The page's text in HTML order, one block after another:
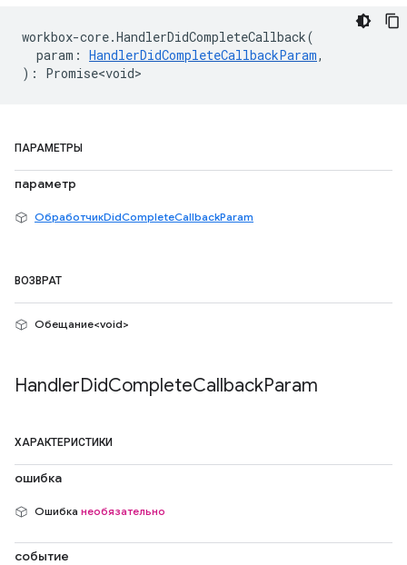
workbox-core.HandlerDidCompleteCallback(
param : HandlerDidCompleteCallbackParam,
) : Promise<void>
ПАРАМЕТРЫ
параметр
ОбработчикDidCompleteCallbackParam
ВОЗВРАТ
Обещание<void>
HandlerDidCompleteCallbackParam
ХАРАКТЕРИСТИКИ
ошибка
Ошибка необязательно
событие